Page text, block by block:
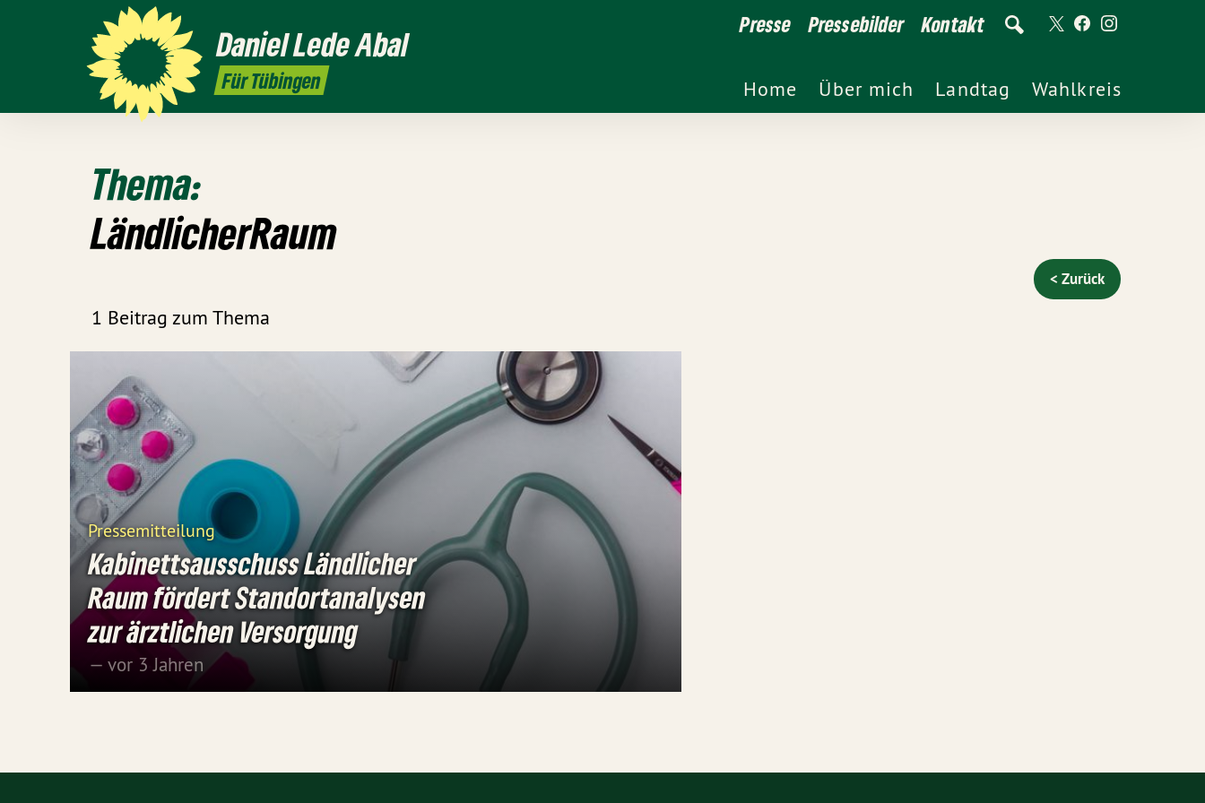
DanielLede Abal
Für Tübingen
Presse Pressebilder Kontakt
Home Über mich Landtag Wahlkreis
Thema:
LändlicherRaum
1 Beitrag zum Thema
< Zurück
Pressemitteilung
Kabinettsausschuss Ländlicher
Raum fördert Standortanalysen
zur ärztlichen Versorgung
— vor 3 Jahren